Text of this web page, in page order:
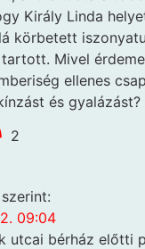
Király Linda
körbetett
Mivel
ellenes
és gyalázást?
2
szerint:
09:04
utcai bérház előtti